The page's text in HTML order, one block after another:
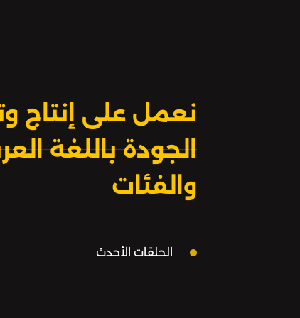
نعمل على إنتاج
الجودة باللغة
والفئات
الحلقات الأحدث